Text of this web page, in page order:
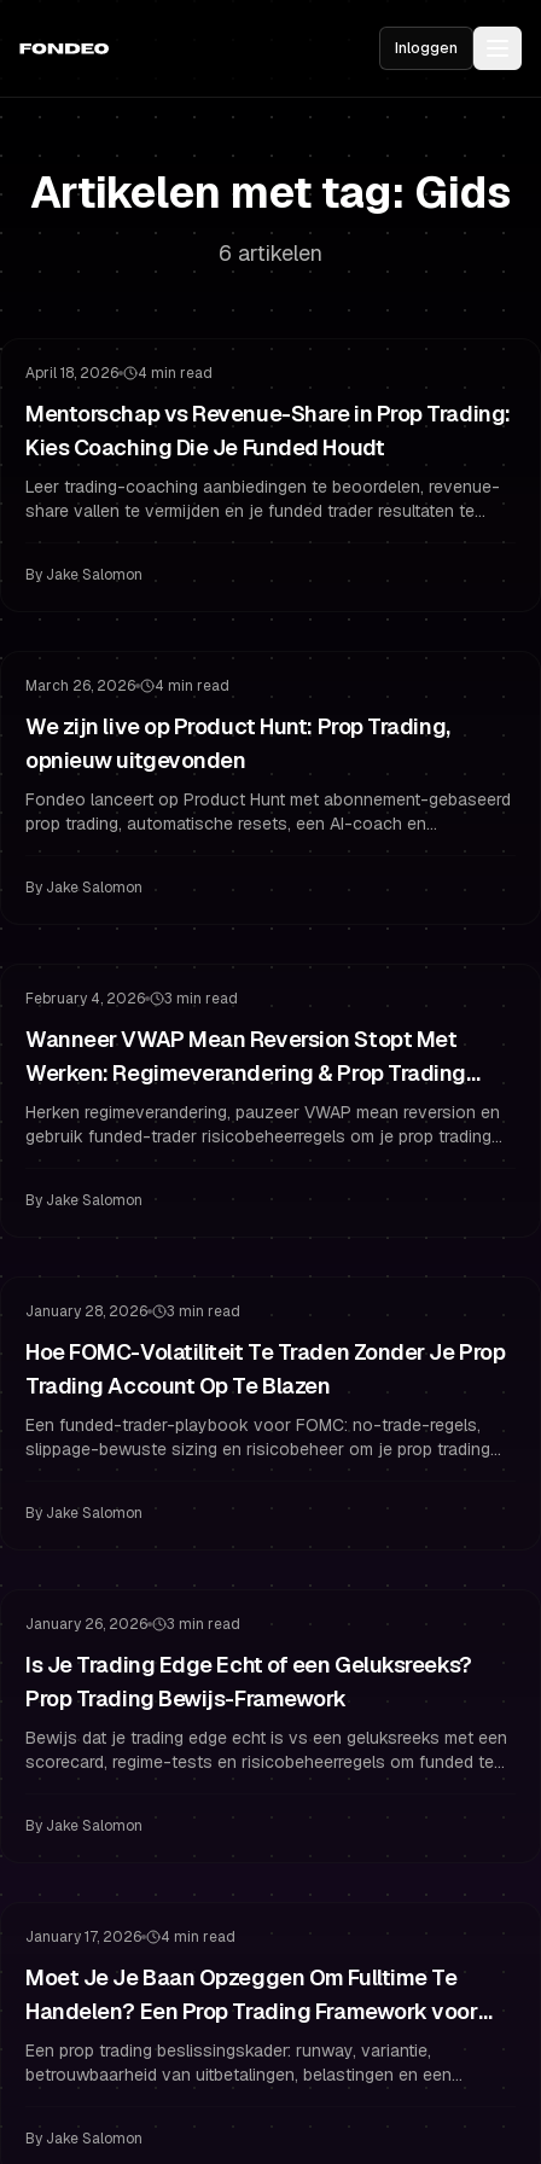
Inloggen
Artikelen met tag: Gids
6 artikelen
Risicobeheer Tradingpsychologie
April 18, 2026 4 min read
Mentorschap vs Revenue-Share in Prop Trading:
Kies Coaching Die Je Funded Houdt
Leer trading-coaching aanbiedingen te beoordelen, revenue-
share vallen te vermijden en je funded trader resultaten te
By Jake Salomon
Gefinancierd Handelen Challenge Strategie
March 26, 2026 4 min read
We zijn live op Product Hunt: Prop Trading,
opnieuw uitgevonden
Fondeo lanceert op Product Hunt met abonnement-gebaseerd
prop trading, automatische resets, een AI-coach en
uitbetalingen binnen 24 uur. Gebruik PH50OFF voor 50%
By Jake Salomon
Risicobeheer Drawdown Beheer
February 4, 2026 3 min read
Wanneer VWAP Mean Reversion Stopt Met
Werken: Regimeverandering & Prop Trading
Risicoregels
Herken regimeverandering, pauzeer VWAP mean reversion en
gebruik funded-trader risicobeheerregels om je prop trading
account te beschermen.
By Jake Salomon
January 28, 2026 3 min read
Hoe FOMC-Volatiliteit Te Traden Zonder Je Prop
Trading Account Op Te Blazen
Een funded-trader-playbook voor FOMC: no-trade-regels,
slippage-bewuste sizing en risicobeheer om je prop trading
account te beschermen.
By Jake Salomon
January 26, 2026 3 min read
Is Je Trading Edge Echt of een Geluksreeks?
Prop Trading Bewijs-Framework
Bewijs dat je trading edge echt is vs een geluksreeks met een
scorecard, regime-tests en risicobeheerregels om funded te
blijven met vertrouwen.
By Jake Salomon
January 17, 2026 4 min read
Moet Je Je Baan Opzeggen Om Fulltime Te
Handelen? Een Prop Trading Framework voor
Runway, Variantie en Betrouwbare Uitbetalingen
Een prop trading beslissingskader: runway, variantie,
betrouwbaarheid van uitbetalingen, belastingen en een
verliezen.
By Jake Salomon